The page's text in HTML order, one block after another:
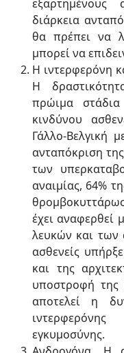
εξαρτημένους
διάρκεια
θα πρέπει να
μπορεί να
Η ιντερφερόνη
Η
πρώιμα
κινδύνου
Γάλλο-Βελγική
ανταπόκριση
των
αναιμίας, 64%
έχει αναφερθεί
λευκών και των
ασθενείς
και της
υποστροφή της
αποτελεί η
εγκυμοσύνης.